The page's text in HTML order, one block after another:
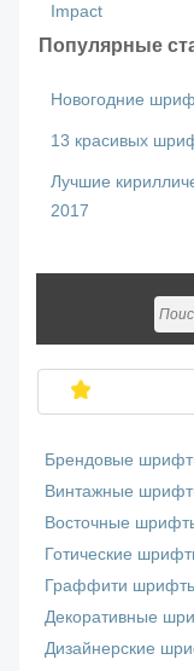
Impact
Популярные
Новогодние
13 красивых
Лучшие
2017
Брендовые
Винтажные
Восточные
Готические
Граффити
Декоративные
Дизайнерские